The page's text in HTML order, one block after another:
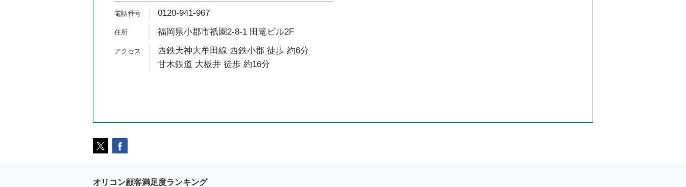
0120-941-967
福岡県小郡市祇園2-8-1 田篭ビル2F
西鉄天神大牟田線 西鉄小郡 徒歩 約6分
甘木鉄道 大板井 徒歩 約16分
オリコン顧客満足度ランキング